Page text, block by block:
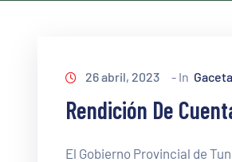
26 abril, 2023 - In Gaceta
Rendición De
El Gobierno Provincial de